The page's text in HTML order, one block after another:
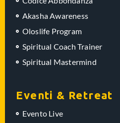
Akasha Awareness
Oloslife Program
Spiritual Coach Trainer
Spiritual Mastermind
Eventi & Retreat
Evento Live